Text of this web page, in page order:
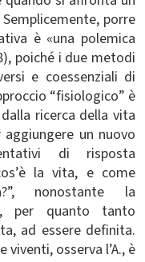
porre
è «una polemica
poiché i due metodi
e coessenziali di
“fisiologico” è
ricerca della vita
un nuovo
di risposta
la vita, e come
nonostante la
per quanto tanto
ad essere definita.
osserva l’A., è